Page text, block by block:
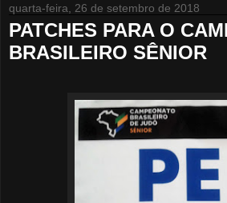
quarta-feira, 26 de setembro de 2018
PATCHES PARA O
BRASILEIRO SÊNIOR